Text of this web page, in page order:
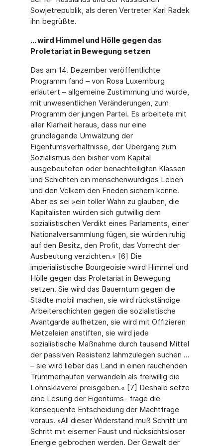
Sowjetrepublik, als deren Vertreter Karl Radek
ihn begrüßte.
… wird Himmel und Hölle gegen das
Proletariat in Bewegung setzen
Das am 14. Dezember veröffentlichte
Programm fand – von Rosa Luxemburg
erläutert – allgemeine Zustimmung und wurde,
mit unwesentlichen Veränderungen, zum
Programm der jungen Partei. Es arbeitete mit
aller Klarheit heraus, dass nur eine
grundlegende Um­wälzung der
Eigentumsverhältnisse, der Übergang zum
Sozialismus den bisher vom Kapital
ausgebeuteten oder benachteiligten Klassen
und Schichten ein menschenwürdiges Leben
und den Völkern den Frieden sichern könne.
Aber es sei »ein toller Wahn zu glauben, die
Kapitalisten würden sich gutwillig dem
sozialistischen Verdikt eines Parlaments, einer
Na­tionalversammlung fügen, sie würden ruhig
auf den Besitz, den Profit, das Vorrecht der
Ausbeutung verzichten.« [6] Die
imperialistische Bourgeoisie »wird Himmel und
Hölle gegen das Proletariat in Bewegung
setzen. Sie wird das Bauerntum gegen die
Städte mobil ma­chen, sie wird rückständige
Arbeiterschichten gegen die sozialistische
Avantgarde aufhet­zen, sie wird mit Offizieren
Metzeleien anstiften, sie wird jede
sozialistische Maßnahme durch tausend Mittel
der passiven Resistenz lahmzulegen suchen ...
– sie wird lieber das Land in einen rauchenden
Trümmerhaufen verwandeln als freiwillig die
Lohnsklaverei preisgeben.« [7] Deshalb setze
eine Lösung der Eigentums- frage die
konsequente Entschei­dung der Machtfrage
voraus. »All dieser Widerstand muß Schritt um
Schritt mit eiserner Faust und rücksichtsloser
Energie gebrochen werden. Der Gewalt der